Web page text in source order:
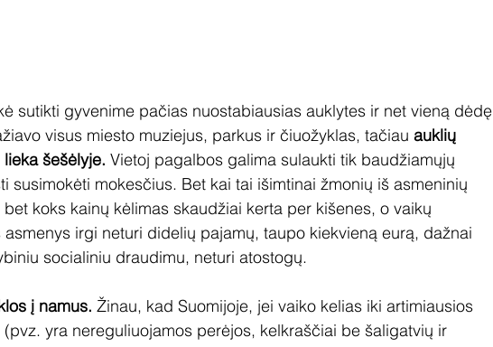
sutikti gyvenime pačias nuostabiausias auklytes ir net vieną dėdę
visus miesto muziejus, parkus ir čiuožyklas, tačiau auklių
šešėlyje. Vietoj pagalbos galima sulaukti tik baudžiamųjų
susimokėti mokesčius. Bet kai tai išimtinai žmonių iš asmeninių
koks kainų kėlimas skaudžiai kerta per kišenes, o vaikų
irgi neturi didelių pajamų, taupo kiekvieną eurą, dažnai
socialiniu draudimu, neturi atostogų.
į namus. Žinau, kad Suomijoje, jei vaiko kelias iki artimiausios
yra nereguliuojamos perėjos, kelkraščiai be šaligatvių ir